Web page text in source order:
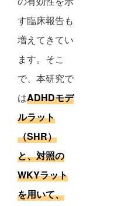
す臨床報告も
増えてきてい
ます。そこ
で、本研究で
はADHDモデ
ルラット
（SHR）
と、対照の
WKYラット
を用いて、